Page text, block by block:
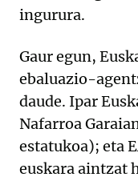
ingurura.
Gaur egun,
ebaluazio-
daude. Ipar
Nafarroa
estatukoa); eta
euskara aintzat